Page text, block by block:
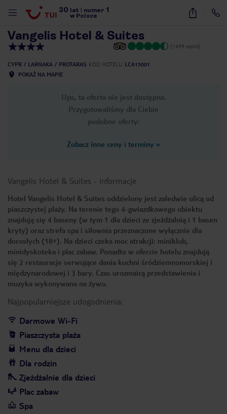
30 lat numer 1
w Polsce
43
Vangelis Hotel & Suites
(1459 opinii)
CYPR LARNAKA PROTARAS KOD HOTELU LCA15001
POKAŻ NA MAPIE
Ups, ta oferta nie jest dostępna.
Przygotowaliśmy dla Ciebie
podobne oferty:
Zobacz inne ceny i terminy »
Vangelis Hotel & Suites - informacje
Hotel Vangelis Hotel & Suites oddzielony jest zaledwie ulicą od
piaszczystej plaży. Na terenie tego 4-gwiazdkowego obiektu
znajdują się 4 baseny (w tym 1 dla dzieci ze zjeżdżalnią i 1 basen
kryty) oraz strefa spa i siłownia przeznaczone wyłącznie dla
dorosłych (18+). Na dzieci czeka moc atrakcji: miniklub,
minidyskoteka i plac zabaw. Ponadto w ofercie hotelu znajdują
się 2 restauracje serwujące dania kuchni śródziemnomorskiej i
międzynarodowej i 3 bary. Czas urozmaicą przedstawienia i
muzyka wykonywana na żywo.
Najpopularniejsze udogodnienia:
Darmowe Wi-Fi
Piaszczysta plaża
Menu dla dzieci
Dla rodzin
Zjeżdżalnie dla dzieci
Plac zabaw
Spa